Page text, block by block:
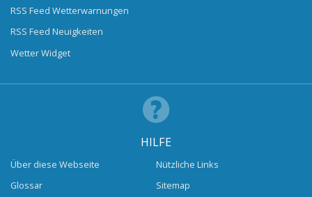
RSS Feed Wetterwarnungen
RSS Feed Neuigkeiten
Wetter Widget
HILFE
Über diese Webseite
Glossar
Nützliche Links
Sitemap